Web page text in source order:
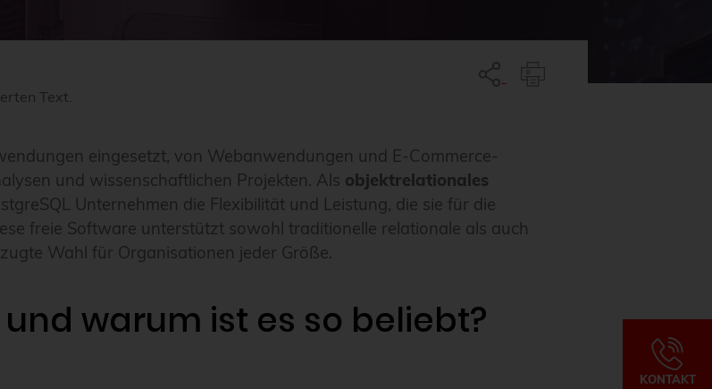
KONTAKT
Text.
eingesetzt, von Webanwendungen und E-Commerce-
und wissenschaftlichen Projekten. Als objektrelationales
Unternehmen die Flexibilität und Leistung, die sie für die
freie Software unterstützt sowohl traditionelle relationale als auch
Wahl für Organisationen jeder Größe.
und warum ist es so beliebt?